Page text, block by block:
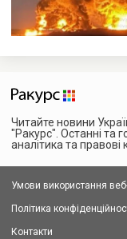
Читайте новини
"Ракурс". Останні та
аналітика та правові
Умови використання
Політика
Контакти